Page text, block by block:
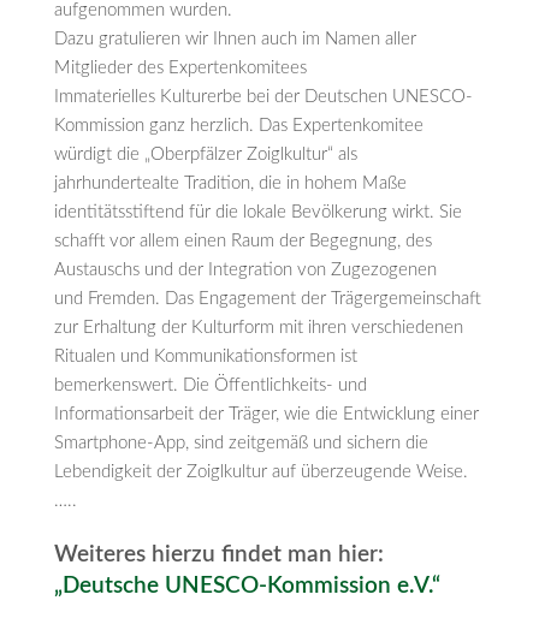
aufgenommen wurden.
Dazu gratulieren wir Ihnen auch im Namen aller
Mitglieder des Expertenkomitees
Immaterielles Kulturerbe bei der Deutschen UNESCO-
Kommission ganz herzlich. Das Expertenkomitee
würdigt die „Oberpfälzer Zoiglkultur“ als
jahrhundertealte Tradition, die in hohem Maße
identitätsstiftend für die lokale Bevölkerung wirkt. Sie
schafft vor allem einen Raum der Begegnung, des
Austauschs und der Integration von Zugezogenen
und Fremden. Das Engagement der Trägergemeinschaft
zur Erhaltung der Kulturform mit ihren verschiedenen
Ritualen und Kommunikationsformen ist
bemerkenswert. Die Öffentlichkeits- und
Informationsarbeit der Träger, wie die Entwicklung einer
Smartphone-App, sind zeitgemäß und sichern die
Lebendigkeit der Zoiglkultur auf überzeugende Weise.
…..
Weiteres hierzu findet man hier:
„Deutsche UNESCO-Kommission e.V.“